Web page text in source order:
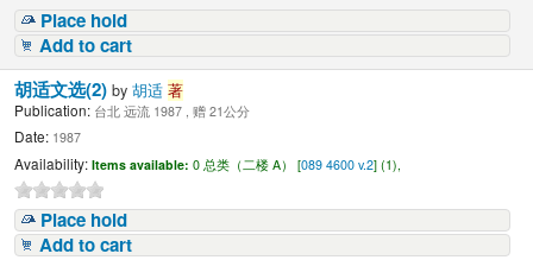
Place hold
Add to cart
胡适文选(2)by胡适著
Publication: 台北 远流 1987 , 赠 21公分
Date: 1987
Availability: Items available: 0 总类（二楼 A） [089 4600 v.2] (1),
Place hold
Add to cart